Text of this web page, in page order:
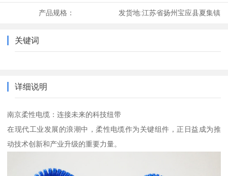
产品规格： 发货地:江苏省扬州宝应县夏集镇
关键词
详细说明
南京柔性电缆：连接未来的科技纽带
在现代工业发展的浪潮中，柔性电缆作为关键组件，正日益成为推
动技术创新和产业升级的重要力量。